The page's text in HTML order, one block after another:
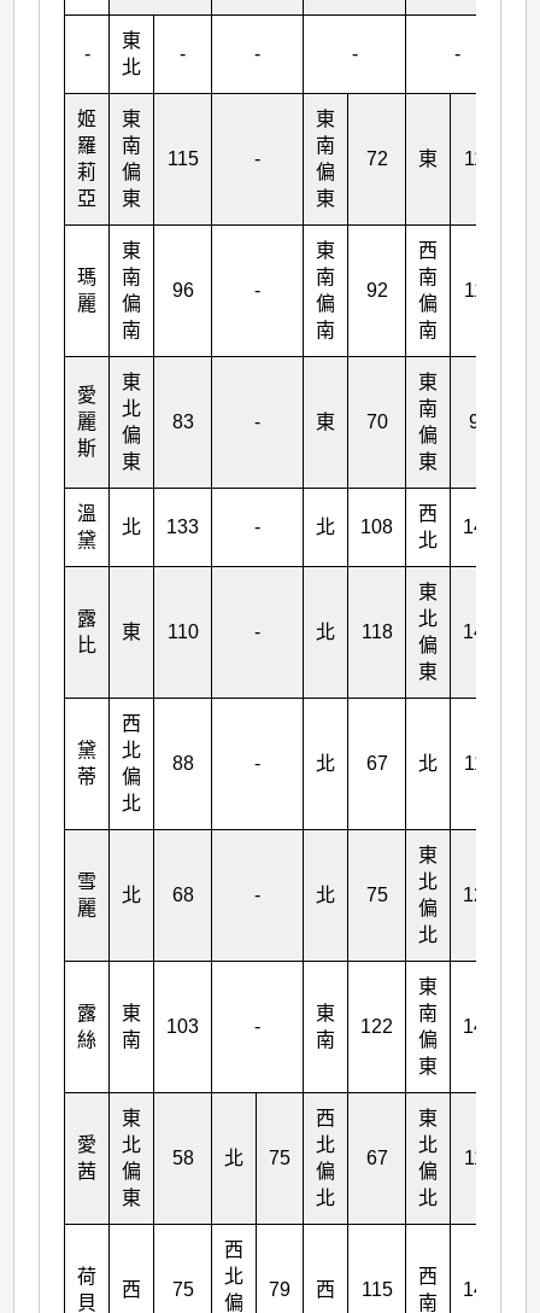
-
東
北
- - - -
姬
羅
莉
亞
東
南
偏
東
115 -
東
南
偏
東
72 東 113
瑪
麗
東
南
偏
南
96 -
東
南
偏
南
92
西
南
偏
南
112
愛
麗
斯
東
北
偏
東
83 - 東 70
東
南
偏
東
90
溫
黛
北 133 - 北 108
西
北
148
露
比
東 110 - 北 118
東
北
偏
東
148
黛
蒂
西
北
偏
北
88 - 北 67 北 117
雪
麗
北 68 - 北 75
東
北
偏
北
124
露
絲
東
南
103 -
東
南
122
東
南
偏
東
140
愛
茜
東
北
偏
東
58 北 75
西
北
偏
北
67
東
北
偏
北
118
荷
貝
西 75
西
北
偏
79 西 115
西
南
144